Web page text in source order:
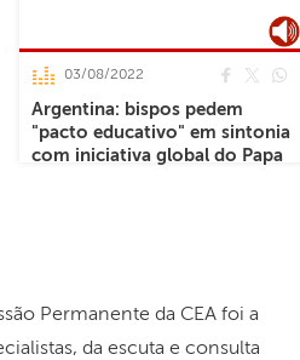
03/08/2022
Argentina: bispos pedem
"pacto educativo" em sintonia
com iniciativa global do Papa
Permanente da CEA foi a
da escuta e consulta